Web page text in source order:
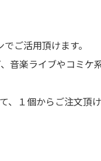
ご活用頂けます。
音楽ライブやコミケ
、１個からご注文頂